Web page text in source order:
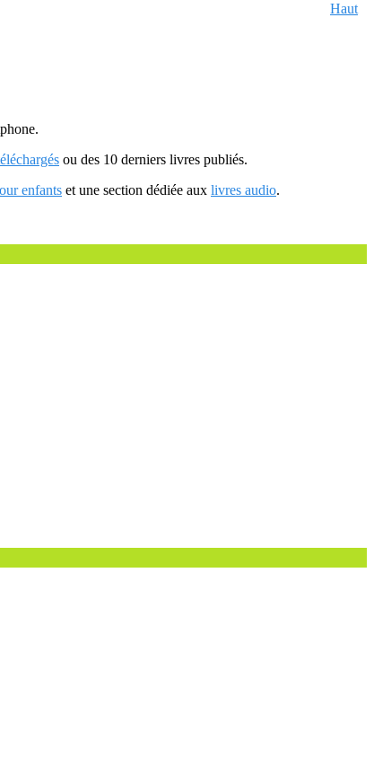
Haut
ou des 10 derniers livres publiés.
enfants et une section dédiée aux livres audio.